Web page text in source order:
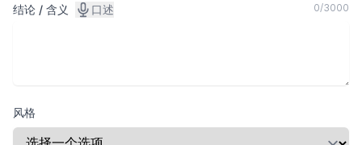
结论 / 含义 口述 0/3000
风格